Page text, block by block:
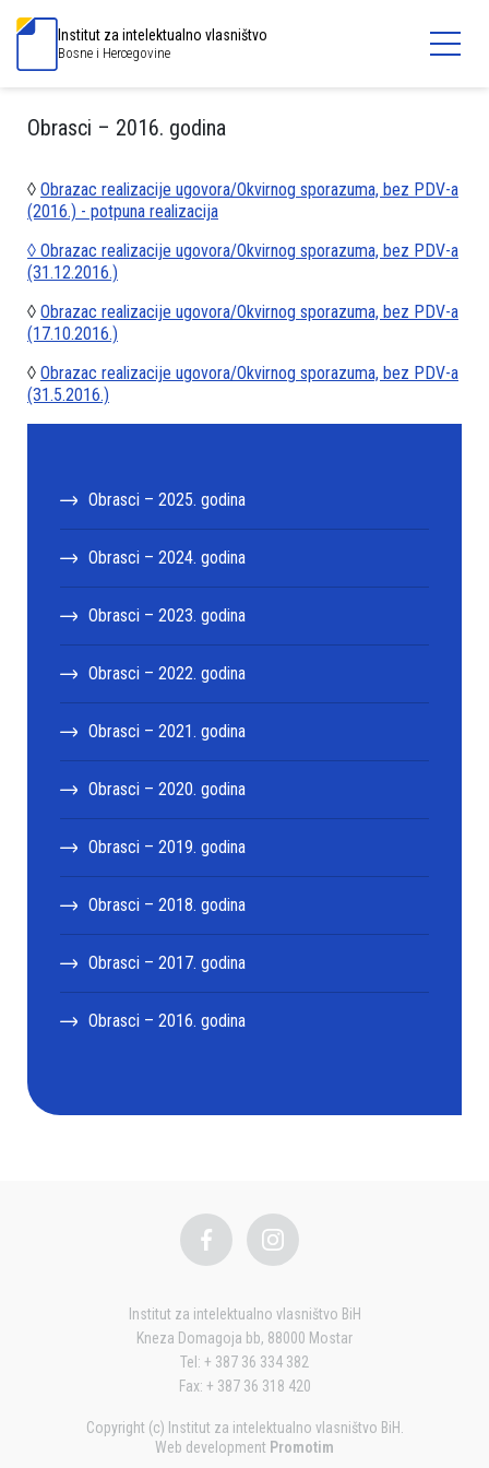
Institut za intelektualno vlasništvo
Bosne i Hercegovine
Obrasci – 2016. godina
◊ Obrazac realizacije ugovora/Okvirnog sporazuma, bez PDV-a
(2016.) - potpuna realizacija
◊ Obrazac realizacije ugovora/Okvirnog sporazuma, bez PDV-a
(31.12.2016.)
◊ Obrazac realizacije ugovora/Okvirnog sporazuma, bez PDV-a
(17.10.2016.)
◊ Obrazac realizacije ugovora/Okvirnog sporazuma, bez PDV-a
(31.5.2016.)
Obrasci – 2025. godina
Obrasci – 2024. godina
Obrasci – 2023. godina
Obrasci – 2022. godina
Obrasci – 2021. godina
Obrasci – 2020. godina
Obrasci – 2019. godina
Obrasci – 2018. godina
Obrasci – 2017. godina
Obrasci – 2016. godina
Institut za intelektualno vlasništvo BiH
Kneza Domagoja bb, 88000 Mostar
Tel: + 387 36 334 382
Fax: + 387 36 318 420
Copyright (c) Institut za intelektualno vlasništvo BiH.
Web development Promotim